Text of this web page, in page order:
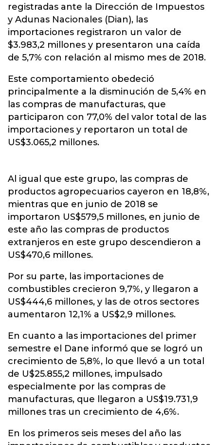
registradas ante la Dirección de Impuestos
y Adunas Nacionales (Dian), las
importaciones registraron un valor de
$3.983,2 millones y presentaron una caída
de 5,7% con relación al mismo mes de 2018.
Este comportamiento obedeció
principalmente a la disminución de 5,4% en
las compras de manufacturas, que
participaron con 77,0% del valor total de las
importaciones y reportaron un total de
US$3.065,2 millones.
Al igual que este grupo, las compras de
productos agropecuarios cayeron en 18,8%,
mientras que en junio de 2018 se
importaron US$579,5 millones, en junio de
este año las compras de productos
extranjeros en este grupo descendieron a
US$470,6 millones.
Por su parte, las importaciones de
combustibles crecieron 9,7%, y llegaron a
US$444,6 millones, y las de otros sectores
aumentaron 12,1% a US$2,9 millones.
En cuanto a las importaciones del primer
semestre el Dane informó que se logró un
crecimiento de 5,8%, lo que llevó a un total
de U$25.855,2 millones, impulsado
especialmente por las compras de
manufacturas, que llegaron a US$19.731,9
millones tras un crecimiento de 4,6%.
En los primeros seis meses del año las